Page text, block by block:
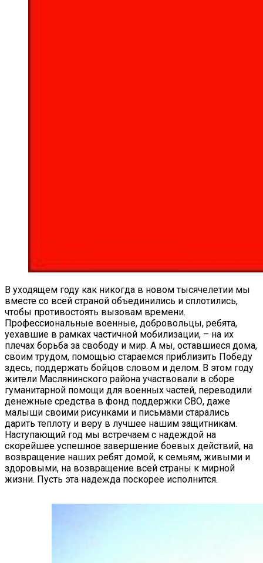
В уходящем году как никогда в новом тысячелетии мы
вместе со всей страной объединились и сплотились,
чтобы противостоять вызовам времени.
Профессиональные военные, добровольцы, ребята,
уехавшие в рамках частичной мобилизации, – на их
плечах борьба за свободу и мир. А мы, оставшиеся дома,
своим трудом, помощью стараемся приблизить Победу
здесь, поддержать бойцов словом и делом. В этом году
жители Маслянинского района участвовали в сборе
гуманитарной помощи для военных частей, переводили
денежные средства в фонд поддержки СВО, даже
малыши своими рисунками и письмами старались
дарить теплоту и веру в лучшее нашим защитникам.
Наступающий год мы встречаем с надеждой на
скорейшее успешное завершение боевых действий, на
возвращение наших ребят домой, к семьям, живыми и
здоровыми, на возвращение всей страны к мирной
жизни. Пусть эта надежда поскорее исполнится.